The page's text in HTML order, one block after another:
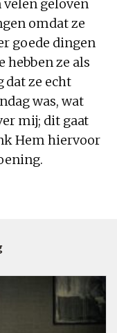
geloven
omdat ze
goede dingen
hebben ze als
dat ze echt
was, wat
mij; dit gaat
Hem hiervoor